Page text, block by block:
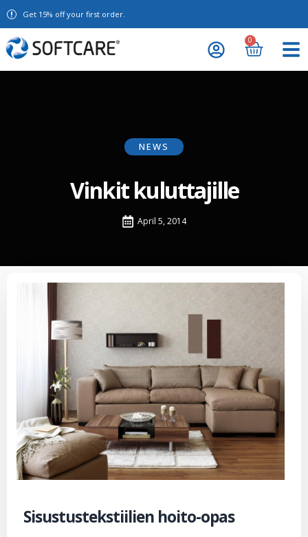
Get 15% off your first order.
0
NEWS
Vinkit kuluttajille
April 5, 2014
Sisustustekstiilien hoito-opas